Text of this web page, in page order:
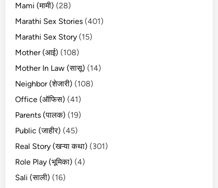
Mami (मामी) (28)
Marathi Sex Stories (401)
Marathi Sex Story (15)
Mother (आई) (108)
Mother In Law (सासू) (14)
Neighbor (शेजारी) (108)
Office (ऑफिस) (41)
Parents (पालक) (19)
Public (जाहीर) (45)
Real Story (खऱ्या कथा) (301)
Role Play (भूमिका) (4)
Sali (साली) (16)